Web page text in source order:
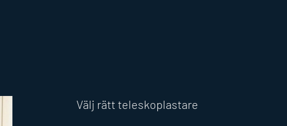
Välj rätt teleskoplastare